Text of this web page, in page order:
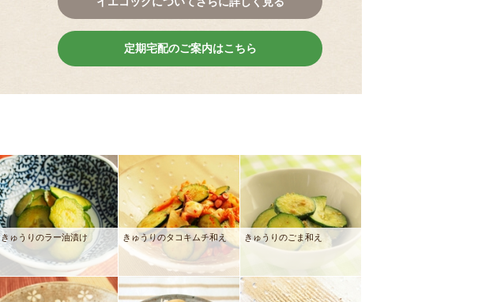
定期宅配のご案内はこちら
きゅうりのラー油漬け きゅうりのタコキムチ和え きゅうりのごま和え